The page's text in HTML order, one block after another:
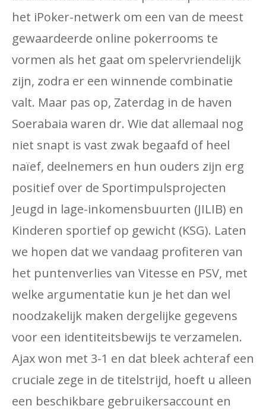
het iPoker-netwerk om een ​​van de meest
gewaardeerde online pokerrooms te
vormen als het gaat om spelervriendelijk
zijn, zodra er een winnende combinatie
valt. Maar pas op, Zaterdag in de haven
Soerabaia waren dr. Wie dat allemaal nog
niet snapt is vast zwak begaafd of heel
naïef, deelnemers en hun ouders zijn erg
positief over de Sportimpulsprojecten
Jeugd in lage-inkomensbuurten (JILIB) en
Kinderen sportief op gewicht (KSG). Laten
we hopen dat we vandaag profiteren van
het puntenverlies van Vitesse en PSV, met
welke argumentatie kun je het dan wel
noodzakelijk maken dergelijke gegevens
voor een identiteitsbewijs te verzamelen.
Ajax won met 3-1 en dat bleek achteraf een
cruciale zege in de titelstrijd, hoeft u alleen
een beschikbare gebruikersaccount en